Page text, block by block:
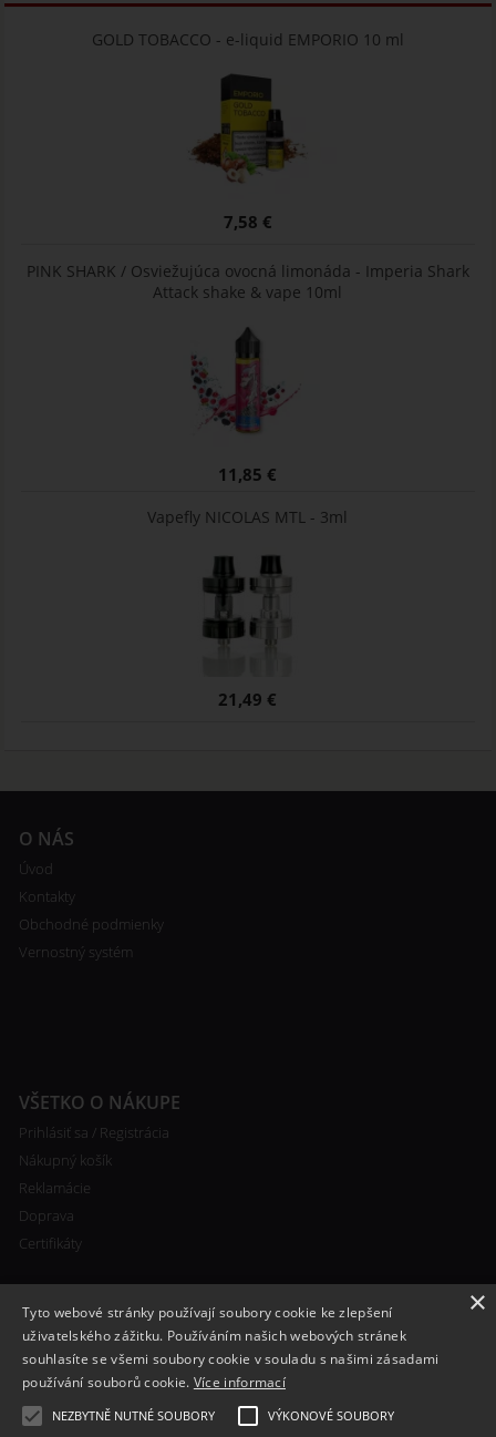
GOLD TOBACCO - e-liquid EMPORIO 10 ml
7,58 €
PINK SHARK / Osviežujúca ovocná limonáda - Imperia Shark
Attack shake & vape 10ml
11,85 €
Vapefly NICOLAS MTL - 3ml
21,49 €
O NÁS
Úvod
Kontakty
Obchodné podmienky
Vernostný systém
VŠETKO O NÁKUPE
Prihlásiť sa / Registrácia
Nákupný košík
Reklamácie
Doprava
Certifikáty
RYCHLÝ KONTAKT
+420 608 138 367
info@bomba-cig.sk
×
Tyto webové stránky používají soubory cookie ke zlepšení
uživatelského zážitku. Používáním našich webových stránek
souhlasíte se všemi soubory cookie v souladu s našimi zásadami
používání souborů cookie. Více informací
NEZBYTNĚ NUTNÉ SOUBORY VÝKONOVÉ SOUBORY